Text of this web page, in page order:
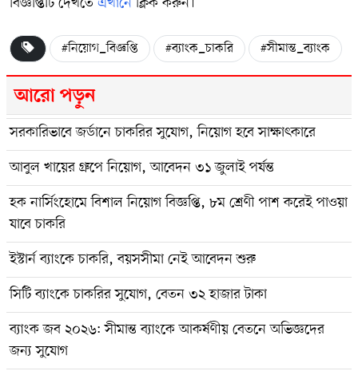
#নিয়োগ_বিজ্ঞপ্তি #ব্যাংক_চাকরি #সীমান্ত_ব্যাংক
আরো পড়ুন
সরকারিভাবে জর্ডানে চাকরির সুযোগ, নিয়োগ হবে সাক্ষাৎকারে
আবুল খায়ের গ্রুপে নিয়োগ, আবেদন ৩১ জুলাই পর্যন্ত
হক নার্সিংহোমে বিশাল নিয়োগ বিজ্ঞপ্তি, ৮ম শ্রেণী পাশ করেই পাওয়া
যাবে চাকরি
ইস্টার্ন ব্যাংকে চাকরি, বয়সসীমা নেই আবেদন শুরু
সিটি ব্যাংকে চাকরির সুযোগ, বেতন ৩২ হাজার টাকা
ব্যাংক জব ২০২৬: সীমান্ত ব্যাংকে আকর্ষণীয় বেতনে অভিজ্ঞদের
জন্য সুযোগ